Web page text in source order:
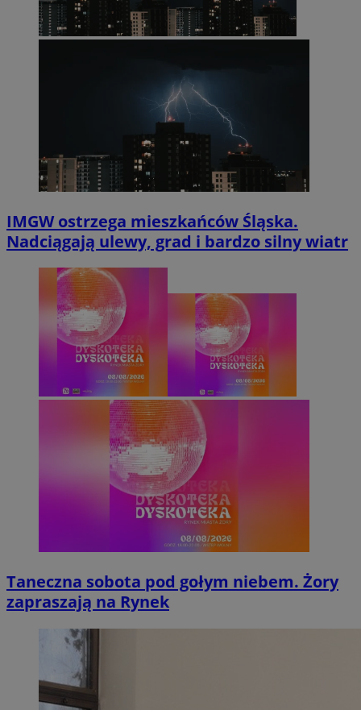
IMGW ostrzega mieszkańców Śląska.
Nadciągają ulewy, grad i bardzo silny wiatr
Taneczna sobota pod gołym niebem. Żory
zapraszają na Rynek